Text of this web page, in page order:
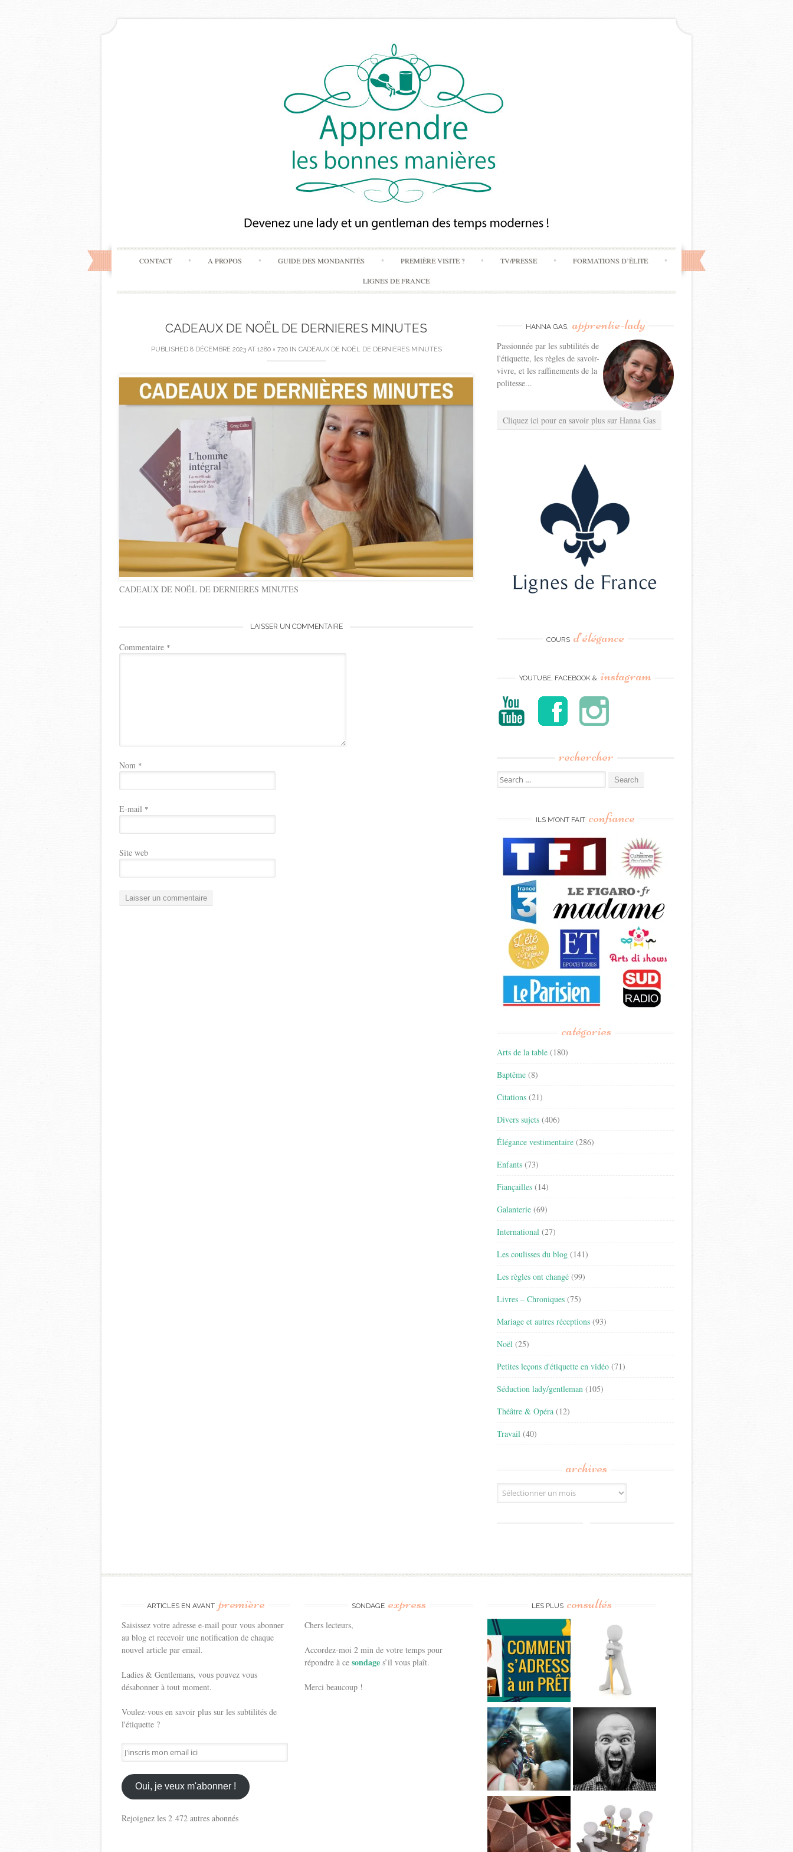
Skip
to
content
CONTACT A PROPOS GUIDE DES MONDANITÉS PREMIÈRE VISITE ? TV/PRESSE FORMATIONS D’ÉLITE
LIGNES DE FRANCE
CADEAUX DE NOËL DE DERNIERES MINUTES
PUBLISHED 8 DÉCEMBRE 2023AT 1280 × 720IN CADEAUX DE NOËL DE DERNIERES MINUTES
CADEAUX DE NOËL DE DERNIERES MINUTES
LAISSER UN COMMENTAIRE
Commentaire *
Nom *
E-mail *
Site web
HANNA GAS, apprentie-lady
Passionnée par les subtilités de
l'étiquette, les règles de savoir-
vivre, et les raffinements de la
politesse...
Cliquez ici pour en savoir plus sur Hanna Gas
COURS d’élégance
YOUTUBE, FACEBOOK & instagram
rechercher
Search
for:
ILS M’ONT FAIT confiance
catégories
Arts de la table (180)
Baptême (8)
Citations (21)
Divers sujets (406)
Élégance vestimentaire (286)
Enfants (73)
Fiançailles (14)
Galanterie (69)
International (27)
Les coulisses du blog (141)
Les règles ont changé (99)
Livres – Chroniques (75)
Mariage et autres réceptions (93)
Noël (25)
Petites leçons d'étiquette en vidéo (71)
Séduction lady/gentleman (105)
Théâtre & Opéra (12)
Travail (40)
archives
Archives
ARTICLES EN AVANT première
Saisissez votre adresse e-mail pour vous abonner
au blog et recevoir une notification de chaque
nouvel article par email.
Ladies & Gentlemans, vous pouvez vous
désabonner à tout moment.
Voulez-vous en savoir plus sur les subtilités de
l'étiquette ?
J'inscris
mon
email
ici
Oui, je veux m'abonner !
Rejoignez les 2 472 autres abonnés
SONDAGE express
Chers lecteurs,
Accordez-moi 2 min de votre temps pour
répondre à cesondages’il vous plaît.
Merci beaucoup !
LES PLUS consultés